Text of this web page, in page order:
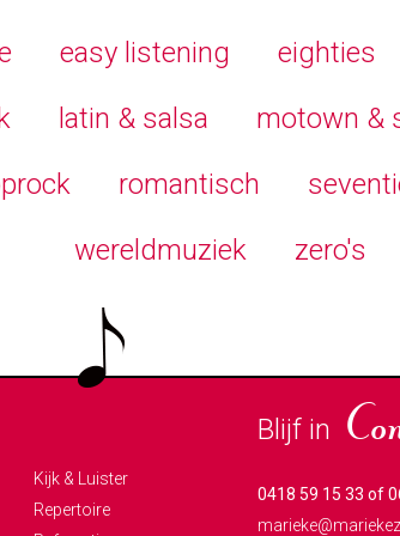
easy listening eighties
latin & salsa motown &
romantisch
wereldmuziek
zero's
Kijk & Luister
Repertoire
Blijf in
0418 59 15 33 of